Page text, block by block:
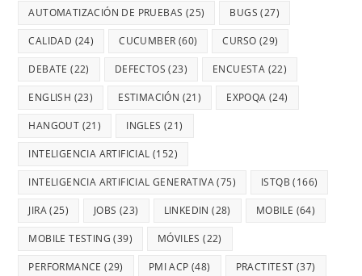
AUTOMATIZACIÓN DE PRUEBAS (25) BUGS (27)
CALIDAD (24) CUCUMBER (60) CURSO (29)
DEBATE (22) DEFECTOS (23) ENCUESTA (22)
ENGLISH (23) ESTIMACIÓN (21) EXPOQA (24)
HANGOUT (21) INGLES (21)
INTELIGENCIA ARTIFICIAL (152)
INTELIGENCIA ARTIFICIAL GENERATIVA(75) ISTQB (166)
JIRA(25) JOBS (23) LINKEDIN (28) MOBILE (64)
MOBILE TESTING (39) MÓVILES (22)
PERFORMANCE (29) PMI ACP (48) PRACTITEST (37)